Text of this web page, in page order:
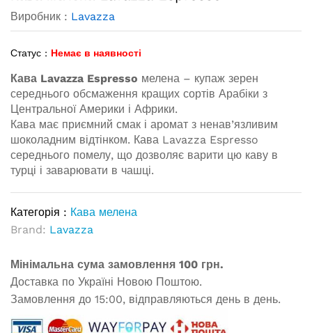
Виробник : Lavazza
Статус : Немає в наявності
Кава Lavazza Espresso мелена – купаж зерен
середнього обсмаження кращих сортів Арабіки з
Центральної Америки і Африки.
Кава має приємний смак і аромат з ненав’язливим
шоколадним відтінком. Кава Lavazza Espresso
середнього помелу, що дозволяє варити цю каву в
турці і заварювати в чашці.
Категорія : Кава мелена
Brand: Lavazza
Мінімальна сума замовлення 100 грн.
Доставка по Україні Новою Поштою.
Замовлення до 15:00, відправляються день в день.